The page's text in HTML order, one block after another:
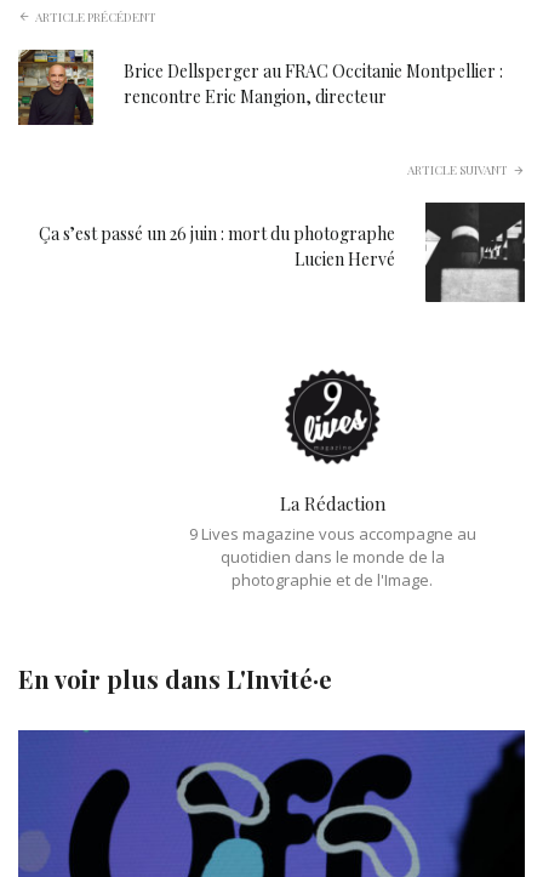
ARTICLE PRÉCÉDENT
Brice Dellsperger au FRAC Occitanie Montpellier :
rencontre Eric Mangion, directeur
ARTICLE SUIVANT
Ça s’est passé un 26 juin : mort du photographe
Lucien Hervé
La Rédaction
9 Lives magazine vous accompagne au
quotidien dans le monde de la
photographie et de l'Image.
En voir plus dans L'Invité·e